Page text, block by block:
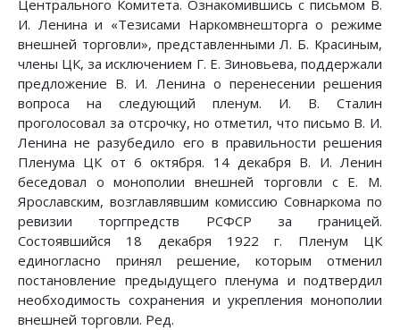
Центрального Комитета. Ознакомившись с письмом В.
И. Ленина и «Тезисами Наркомвнешторга о режиме
внешней торговли», представленными Л. Б. Красиным,
члены ЦК, за исключением Г. Е. Зиновьева, поддержали
предложение В. И. Ленина о перенесении решения
вопроса на следующий пленум. И. В. Сталин
проголосовал за отсрочку, но отметил, что письмо В. И.
Ленина не разубедило его в правильности решения
Пленума ЦК от 6 октября. 14 декабря В. И. Ленин
беседовал о монополии внешней торговли с Е. М.
Ярославским, возглавлявшим комиссию Совнаркома по
ревизии торгпредств РСФСР за границей.
Состоявшийся 18 декабря 1922 г. Пленум ЦК
единогласно принял решение, которым отменил
постановление предыдущего пленума и подтвердил
необходимость сохранения и укрепления монополии
внешней торговли. Ред.